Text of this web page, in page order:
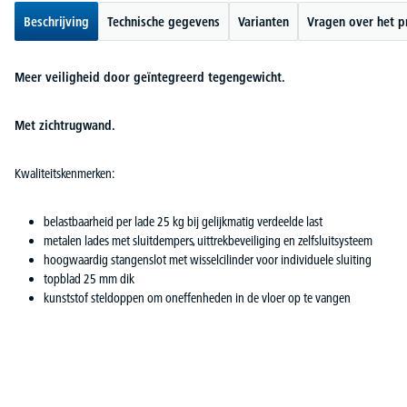
Beschrijving Technische gegevens Varianten Vragen over het
Meer veiligheid door geïntegreerd tegengewicht.
Met zichtrugwand.
Kwaliteitskenmerken:
belastbaarheid per lade 25 kg bij gelijkmatig verdeelde last
metalen lades met sluitdempers, uittrekbeveiliging en zelfsluitsysteem
hoogwaardig stangenslot met wisselcilinder voor individuele sluiting
topblad 25 mm dik
kunststof steldoppen om oneffenheden in de vloer op te vangen